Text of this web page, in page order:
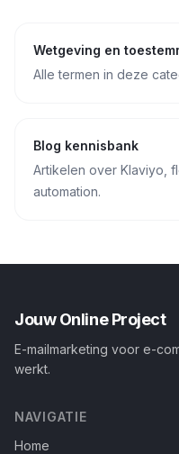
Wetgeving en
Alle termen in deze
Blog kennisbank
Artikelen over Klaviyo,
automation.
Jouw Online Project
E-mailmarketing voor e-
werkt.
NAVIGATIE
Home